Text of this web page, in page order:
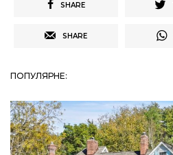
SHARE
SHARE
ПОПУЛЯРНЕ: